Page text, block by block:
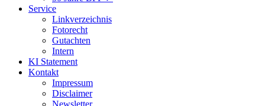
Service
Linkverzeichnis
Fotorecht
Gutachten
Intern
KI Statement
Kontakt
Impressum
Disclaimer
Newsletter